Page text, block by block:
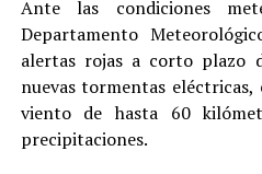
Ante las condiciones
Departamento
alertas rojas a corto plazo
nuevas tormentas eléctricas,
viento de hasta 60
precipitaciones.